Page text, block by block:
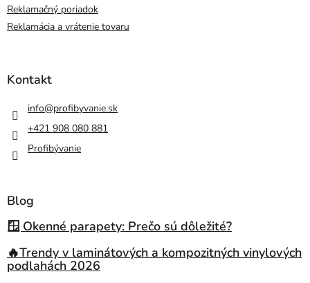
Reklamačný poriadok
Reklamácia a vrátenie tovaru
Kontakt
info@profibyvanie.sk
+421 908 080 881
Profibývanie
Blog
🪟 Okenné parapety: Prečo sú dôležité?
🔥Trendy v laminátových a kompozitných vinylových
podlahách 2026